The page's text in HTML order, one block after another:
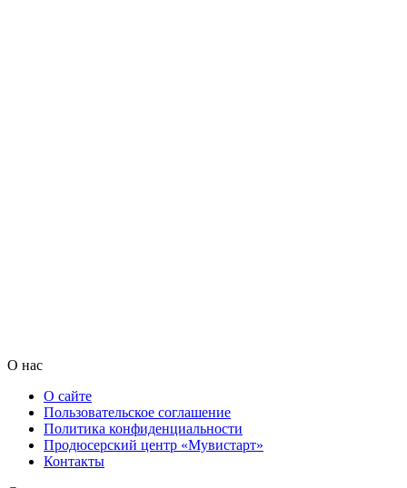
О нас
О сайте
Пользовательское соглашение
Политика конфиденциальности
Продюсерский центр «Мувистарт»
Контакты